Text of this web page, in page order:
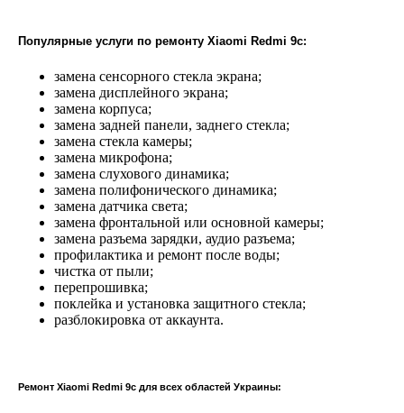
Популярные услуги по ремонту Xiaomi Redmi 9c:
замена сенсорного стекла экрана;
замена дисплейного экрана;
замена корпуса;
замена задней панели, заднего стекла;
замена стекла камеры;
замена микрофона;
замена слухового динамика;
замена полифонического динамика;
замена датчика света;
замена фронтальной или основной камеры;
замена разъема зарядки, аудио разъема;
профилактика и ремонт после воды;
чистка от пыли;
перепрошивка;
поклейка и установка защитного стекла;
разблокировка от аккаунта.
Ремонт Xiaomi Redmi 9c для всех областей Украины: